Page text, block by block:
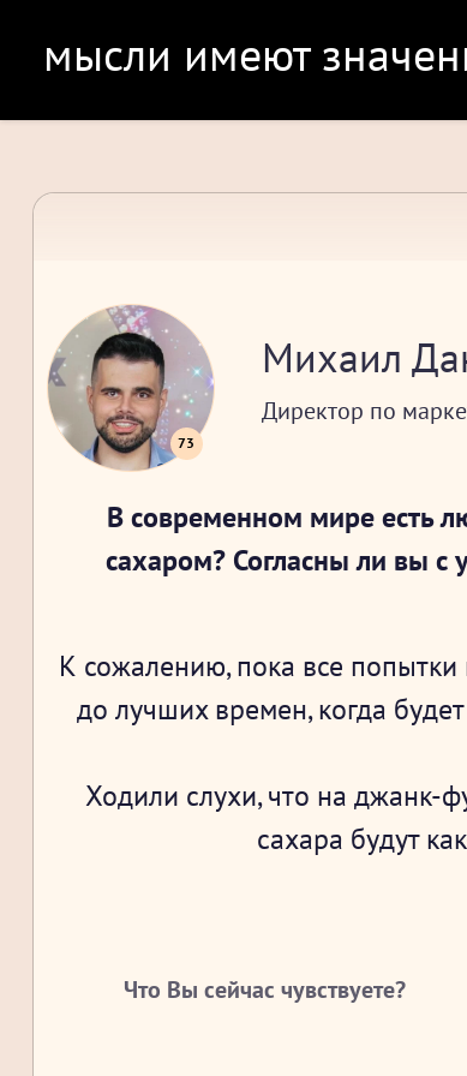
мысли имеют
73
Михаил
Директор по
В современном мире есть
сахаром? Согласны ли вы с
К сожалению, пока все попытки
до лучших времен, когда
Ходили слухи, что на джанк-
сахара будут
Что Вы сейчас чувствуете?